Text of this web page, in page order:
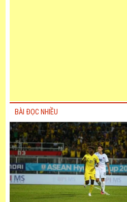
BÀI ĐỌC NHIỀU